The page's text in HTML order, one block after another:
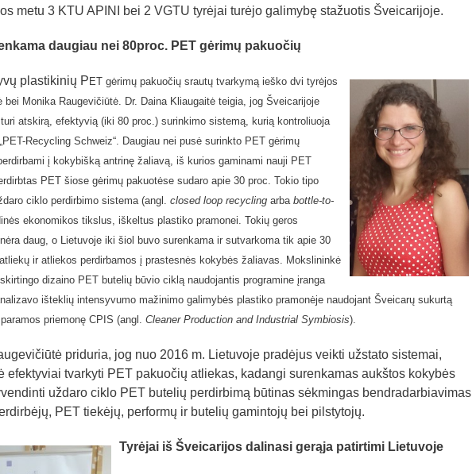
metu 3 KTU APINI bei 2 VGTU tyrėjai turėjo galimybę stažuotis Šveicarijoje.
daugiau nei 80proc. PET gėrimų pakuočių
plastikinių P ET gėrimų pakuočių srautų tvarkymą ieško dvi tyrėjos
bei Monika Raugevičiūtė. Dr. Daina Kliaugaitė teigia, jog Šveicarijoje
atskirą, efektyvią (iki 80 proc.) surinkimo sistemą, kurią kontroliuoja
Recycling Schweiz“. Daugiau nei pusė surinkto PET gėrimų
į kokybišką antrinę žaliavą, iš kurios gaminami nauji PET
PET šiose gėrimų pakuotėse sudaro apie 30 proc. Tokio tipo
ciklo perdirbimo sistema (angl. closed loop recyclingarba bottle-to-
ekonomikos tikslus, iškeltus plastiko pramonei. Tokių geros
daug, o Lietuvoje iki šiol buvo surenkama ir sutvarkoma tik apie 30
ir atliekos perdirbamos į prastesnės kokybės žaliavas. Mokslininkė
dizaino PET butelių būvio ciklą naudojantis programine įranga
išteklių intensyvumo mažinimo galimybės plastiko pramonėje naudojant Šveicarų sukurtą
priemonę CPIS (angl. Cleaner Production and Industrial Symbiosis).
priduria, jog nuo 2016 m. Lietuvoje pradėjus veikti užstato sistemai,
efektyviai tvarkyti PET pakuočių atliekas, kadangi surenkamas aukštos kokybės
uždaro ciklo PET butelių perdirbimą būtinas sėkmingas bendradarbiavimas
PET tiekėjų, performų ir butelių gamintojų bei pilstytojų.
Tyrėjai iš Šveicarijos dalinasi gerąja patirtimi Lietuvoje